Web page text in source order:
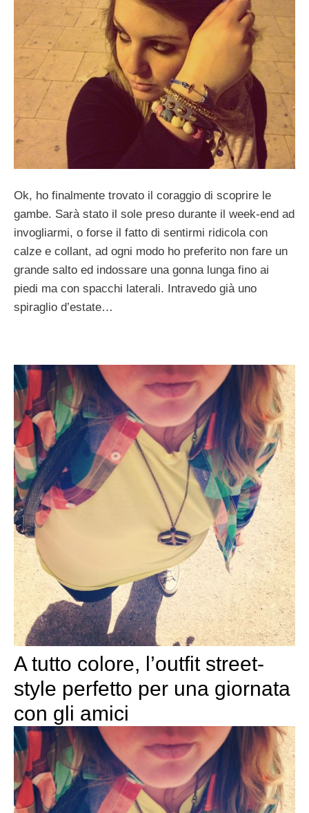
Ok, ho finalmente trovato il coraggio di scoprire le
gambe. Sarà stato il sole preso durante il week-end ad
invogliarmi, o forse il fatto di sentirmi ridicola con
calze e collant, ad ogni modo ho preferito non fare un
grande salto ed indossare una gonna lunga fino ai
piedi ma con spacchi laterali. Intravedo già uno
spiraglio d’estate…
A tutto colore, l’outfit street-
style perfetto per una giornata
con gli amici